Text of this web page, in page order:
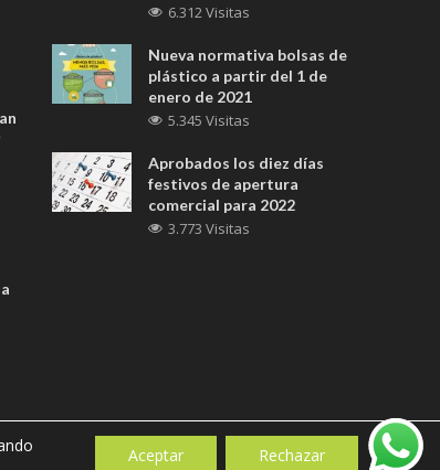
6.312 Visitas
Nueva normativa bolsas de
plástico a partir del 1 de
enero de 2021
5.345 Visitas
Aprobados los diez días
festivos de apertura
comercial para 2022
3.773 Visitas
by Wicomgroup
Aceptar Rechazar